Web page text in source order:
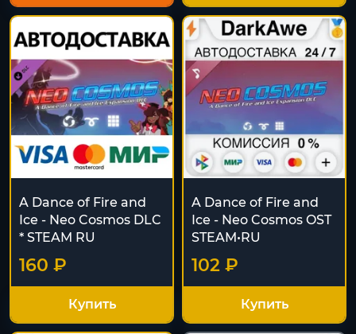
A Dance of Fire and
Ice - Neo Cosmos DLC
* STEAM RU
160 ₽
Купить
A Dance of Fire and
Ice - Neo Cosmos OST
STEAM•RU
102 ₽
Купить